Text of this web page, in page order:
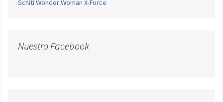
Schiti Wonder Woman X-Force
Nuestro Facebook